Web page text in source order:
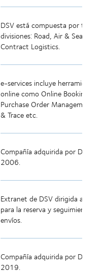
DSV está compuesta por tres
divisiones: Road, Air & Sea y
Contract Logistics.
e-services incluye herramientas
online como Online Booking,
Purchase Order Management,
& Trace etc.
Compañía adquirida por DSV en
2006.
Extranet de DSV dirigida a
para la reserva y seguimiento de
envíos.
Compañía adquirida por DSV en
2019.